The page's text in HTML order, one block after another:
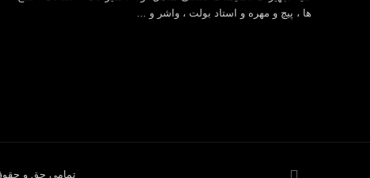
ها ، پیچ و مهره و استاد بولت ، واشر و ...
تمامی حق و حقوق